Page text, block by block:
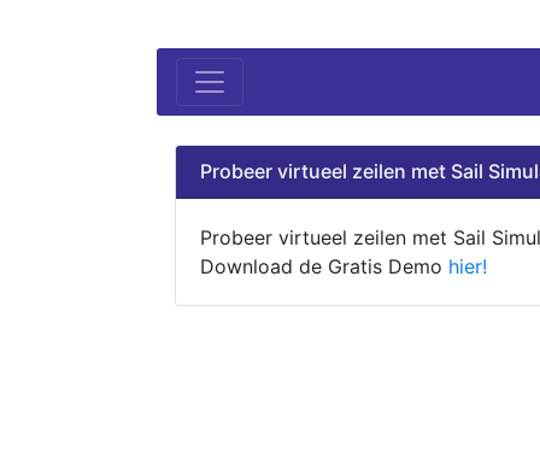
Probeer virtueel zeilen met Sail
Probeer virtueel zeilen met Sail
Download de Gratis Demo hier!